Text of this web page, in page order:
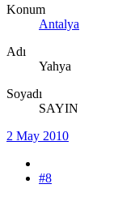
Konum
Antalya
Adı
Yahya
Soyadı
SAYIN
2 May 2010
#8